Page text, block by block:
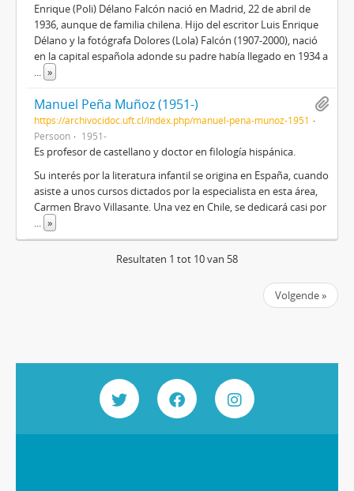
Enrique (Poli) Délano Falcón nació en Madrid, 22 de abril de
1936, aunque de familia chilena. Hijo del escritor Luis Enrique
Délano y la fotógrafa Dolores (Lola) Falcón (1907-2000), nació
en la capital española adonde su padre había llegado en 1934 a
... »
Manuel Peña Muñoz (1951-)
https://archivocidoc.uft.cl/index.php/manuel-pena-munoz-1951
Persoon
1951-
Es profesor de castellano y doctor en filología hispánica.
Su interés por la literatura infantil se origina en España, cuando
asiste a unos cursos dictados por la especialista en esta área,
Carmen Bravo Villasante. Una vez en Chile, se dedicará casi por
... »
Resultaten 1 tot 10 van 58
Volgende »